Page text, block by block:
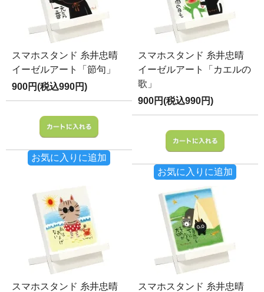
スマホスタンド 糸井忠晴
イーゼルアート「節句」
900円(税込990円)
お気に入りに追加
スマホスタンド 糸井忠晴
イーゼルアート「カエルの
歌」
900円(税込990円)
お気に入りに追加
スマホスタンド 糸井忠晴
スマホスタンド 糸井忠晴